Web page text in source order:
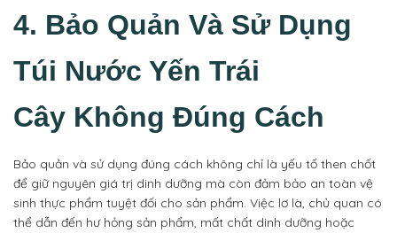
4. Bảo Quản Và Sử Dụng
Túi Nước Yến Trái
Cây Không Đúng Cách
Bảo quản và sử dụng đúng cách không chỉ là yếu tố then chốt
để giữ nguyên giá trị dinh dưỡng mà còn đảm bảo an toàn vệ
sinh thực phẩm tuyệt đối cho sản phẩm. Việc lơ là, chủ quan có
thể dẫn đến hư hỏng sản phẩm, mất chất dinh dưỡng hoặc